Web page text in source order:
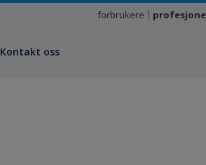
forbrukere
Kontakt oss